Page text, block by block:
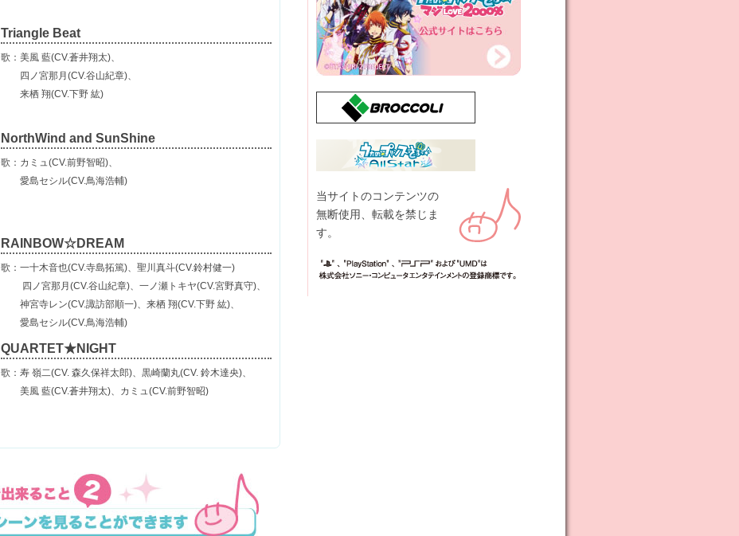
Triangle Beat
歌：美風 藍(CV.蒼井翔太)、
四ノ宮那月(CV.谷山紀章)、
来栖 翔(CV.下野 紘)
NorthWind and SunShine
歌：カミュ(CV.前野智昭)、
愛島セシル(CV.鳥海浩輔)
RAINBOW☆DREAM
歌：一十木音也(CV.寺島拓篤)、聖川真斗(CV.鈴村健一)
四ノ宮那月(CV.谷山紀章)、一ノ瀬トキヤ(CV.宮野真守)、
神宮寺レン(CV.諏訪部順一)、来栖 翔(CV.下野 紘)、
愛島セシル(CV.鳥海浩輔)
QUARTET★NIGHT
歌：寿 嶺二(CV. 森久保祥太郎)、黒崎蘭丸(CV. 鈴木達央)、
美風 藍(CV.蒼井翔太)、カミュ(CV.前野智昭)
当サイトのコンテンツの
無断使用、転載を禁じま
す。